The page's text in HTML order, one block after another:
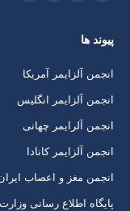
کردن
پنجره
جدید
پنجره
جدید
پنجره
جدید
پنجره
جدید
پیوند ها
انجمن آلزایمر آمریکا
انجمن آلزایمر انگلیس
انجمن آلرایمر چهانی
انجمن آلزایمر کانادا
انجمن مغز و اعصاب
پایگاه اطلاع رسانی